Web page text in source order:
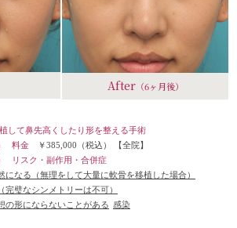
After（6ヶ月後）
して鼻先高くしたり形を整える手術
料金 ￥385,000（税込）
【全院】
リスク・副作用・合併症
なる（無理をして大量に軟骨を移植した場合）
璧なシンメトリーは不可）
の形にならないことがある 感染